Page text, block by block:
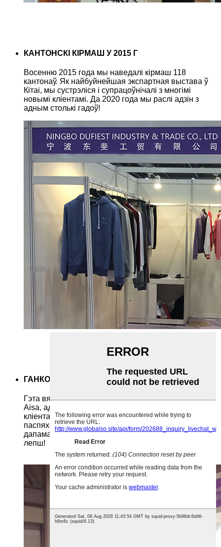
КАНТОНСКІ КІРМАШ У 2015 Г
Восенню 2015 года мы наведалі кірмаш 118
кантонаў. Як найбуйнейшая экспартная выстава ў
Кітаі, мы сустрэліся і супрацоўнічалі з многімі
новымі кліентамі. Да 2020 года мы раслі адзін з
адным столькі гадоў!
ГАНКОНГСКІ КІРМАШ У 2014 Г
Гэта вясновы кірмаш 2014 года ў Ганконгу, выстава
Aisa, адсюль мы пабудавалі дзелавыя адносіны з 2
кліентамі, і да гэтага часу ў нас вельмі гладкае і
паспяховае супрацоўніцтва. Наша галоўная мэта -
дапамагаць кліентам разам з намі расці ўсё лепш і
лепш!